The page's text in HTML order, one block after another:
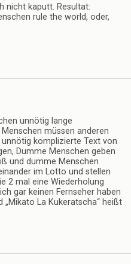
Kids die Portemonnaies
bezeichnen gern
Menschen. Dumme
nach Absitzen seiner
Dumme Menschen
30 Quadratmeter Parzelle